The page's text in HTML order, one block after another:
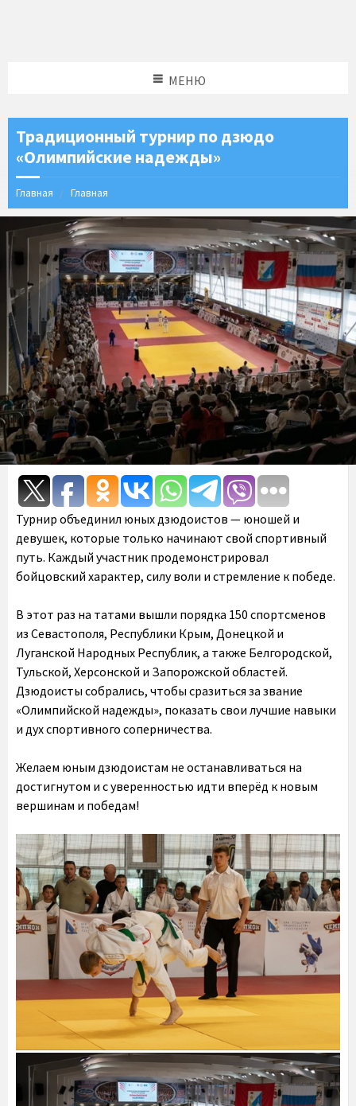
МЕНЮ
Традиционный турнир по дзюдо
«Олимпийские надежды»
Главная Главная
Турнир объединил юных дзюдоистов — юношей и
девушек, которые только начинают свой спортивный
путь. Каждый участник продемонстрировал
бойцовский характер, силу воли и стремление к победе.
В этот раз на татами вышли порядка 150 спортсменов
из Севастополя, Республики Крым, Донецкой и
Луганской Народных Республик, а также Белгородской,
Тульской, Херсонской и Запорожской областей.
Дзюдоисты собрались, чтобы сразиться за звание
«Олимпийской надежды», показать свои лучшие навыки
и дух спортивного соперничества.
Желаем юным дзюдоистам не останавливаться на
достигнутом и с уверенностью идти вперёд к новым
вершинам и победам!